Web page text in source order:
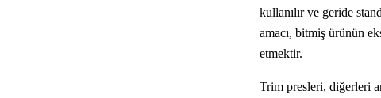
kullanılır ve geride
amacı, bitmiş ürünün
etmektir.
Trim presleri, diğerleri